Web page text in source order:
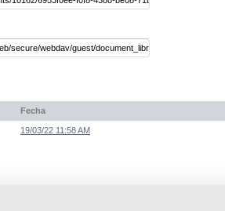
Fecha
19/03/22 11:58 AM